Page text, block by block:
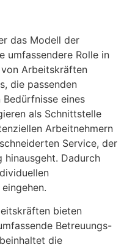
das Modell der
umfassendere Rolle in
Arbeitskräften
die passenden
eines
als Schnittstelle
Arbeitnehmern
Service, der
hinausgeht. Dadurch
bieten
Betreuungs-
die